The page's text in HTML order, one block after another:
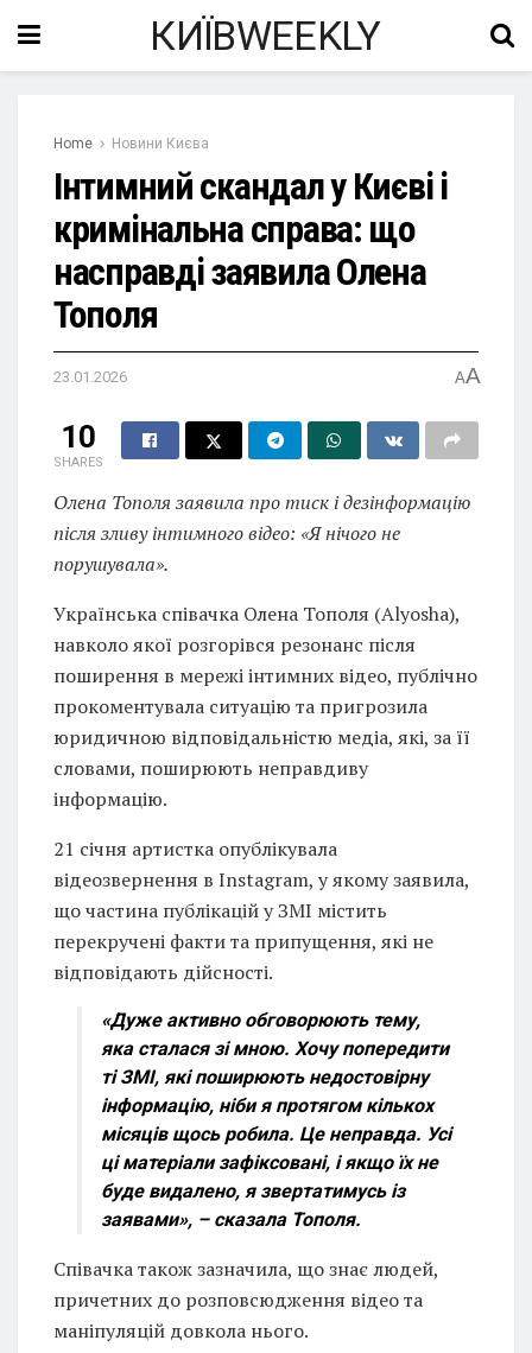
КИЇВWEEKLY
Home Новини Києва
Інтимний скандал у Києві і
кримінальна справа: що
насправді заявила Олена
Тополя
23.01.2026 AA
10
SHARES
Олена Тополя заявила про тиск і дезінформацію
після зливу інтимного відео: «Я нічого не
порушувала».
Українська співачка Олена Тополя (Alyosha),
навколо якої розгорівся резонанс після
поширення в мережі інтимних відео, публічно
прокоментувала ситуацію та пригрозила
юридичною відповідальністю медіа, які, за її
словами, поширюють неправдиву
інформацію.
21 січня артистка опублікувала
відеозвернення в Instagram, у якому заявила,
що частина публікацій у ЗМІ містить
перекручені факти та припущення, які не
відповідають дійсності.
«Дуже активно обговорюють тему,
яка сталася зі мною. Хочу попередити
ті ЗМІ, які поширюють недостовірну
інформацію, ніби я протягом кількох
місяців щось робила. Це неправда. Усі
ці матеріали зафіксовані, і якщо їх не
буде видалено, я звертатимусь із
заявами», – сказала Тополя.
Співачка також зазначила, що знає людей,
причетних до розповсюдження відео та
маніпуляцій довкола нього.